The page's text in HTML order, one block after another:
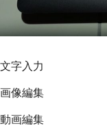
文字入力
画像編集
動画編集